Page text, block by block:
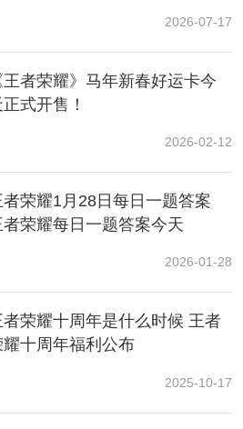
位分数将会进行重置并继承，根
算奖励;
：当前赛季战力+上赛季战力
机制进行优化改动，会在游戏对
恶意玩家等进行改良，为玩家
局体验;
2026-07-17
王者荣耀》马年新春好运卡今
正式开售！
2026-02-12
者荣耀1月28日每日一题答案
者荣耀每日一题答案今天
2026-01-28
者荣耀十周年是什么时候 王者
耀十周年福利公布
2025-10-17